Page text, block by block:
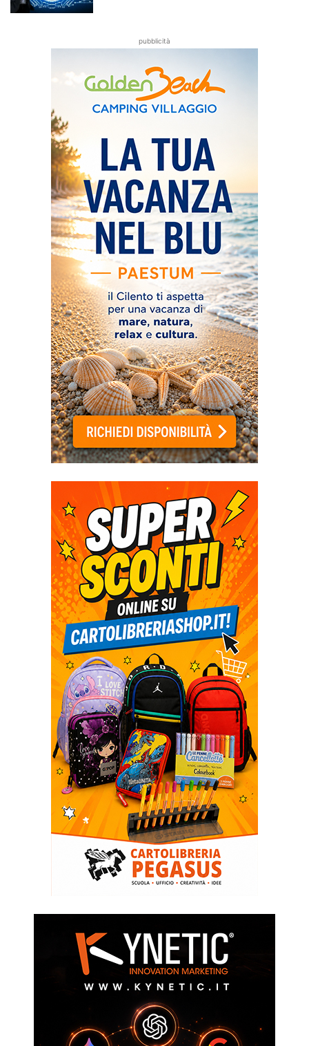
pubblicità